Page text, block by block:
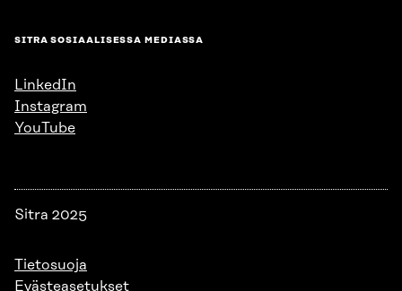
SITRA SOSIAALISESSA MEDIASSA
LinkedIn
Instagram
YouTube
Sitra 2025
Tietosuoja
Evästeasetukset